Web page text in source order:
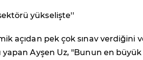
yükselişte''
açıdan pek çok sınav verdiğini
yapan Ayşen Uz, "Bunun en büyük